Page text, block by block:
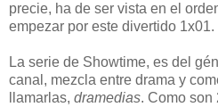
precie, ha de ser vista en el
empezar por este divertido 1x01.
La serie de Showtime, es del
canal, mezcla entre drama y
llamarlas, dramedias. Como son